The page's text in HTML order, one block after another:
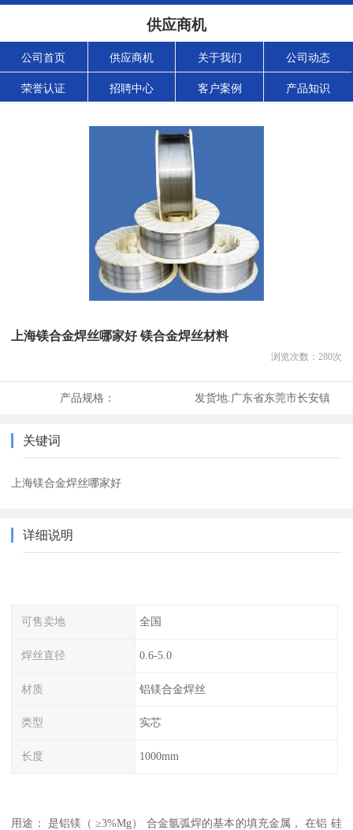
供应商机
公司首页 供应商机 关于我们 公司动态
荣誉认证 招聘中心 客户案例 产品知识
上海镁合金焊丝哪家好 镁合金焊丝材料
浏览次数： 280次
产品规格： 发货地:广东省东莞市长安镇
关键词
上海镁合金焊丝哪家好
详细说明
可售卖地 全国
焊丝直径 0.6-5.0
材质 铝镁合金焊丝
类型 实芯
长度 1000mm
用途： 是铝镁（ ≥3%Mg） 合金氩弧焊的基本的填充金属， 在铝 硅